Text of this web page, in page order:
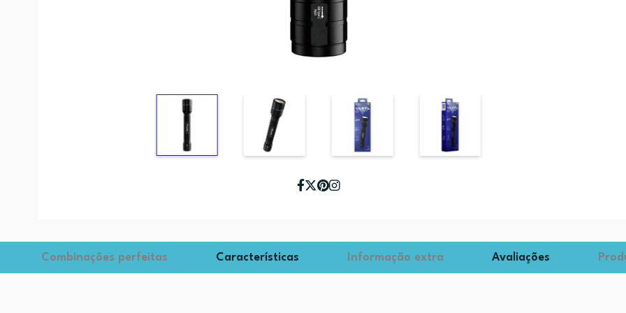
Combinações perfeitas Características Informação extra Avaliações